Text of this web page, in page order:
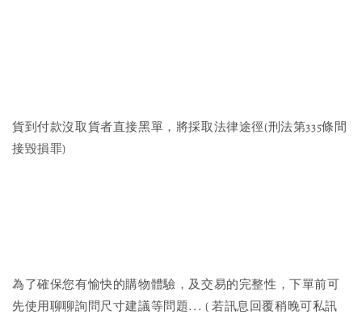
貨到付款沒取貨者直接黑單，將採取法律途徑(刑法第335條間
接毀損罪)
為了確保您有愉快的購物體驗，及交易的完整性，下單前可
先使用聊聊詢問尺寸建議等問題... ( 若訊息回覆稍晚可私訊